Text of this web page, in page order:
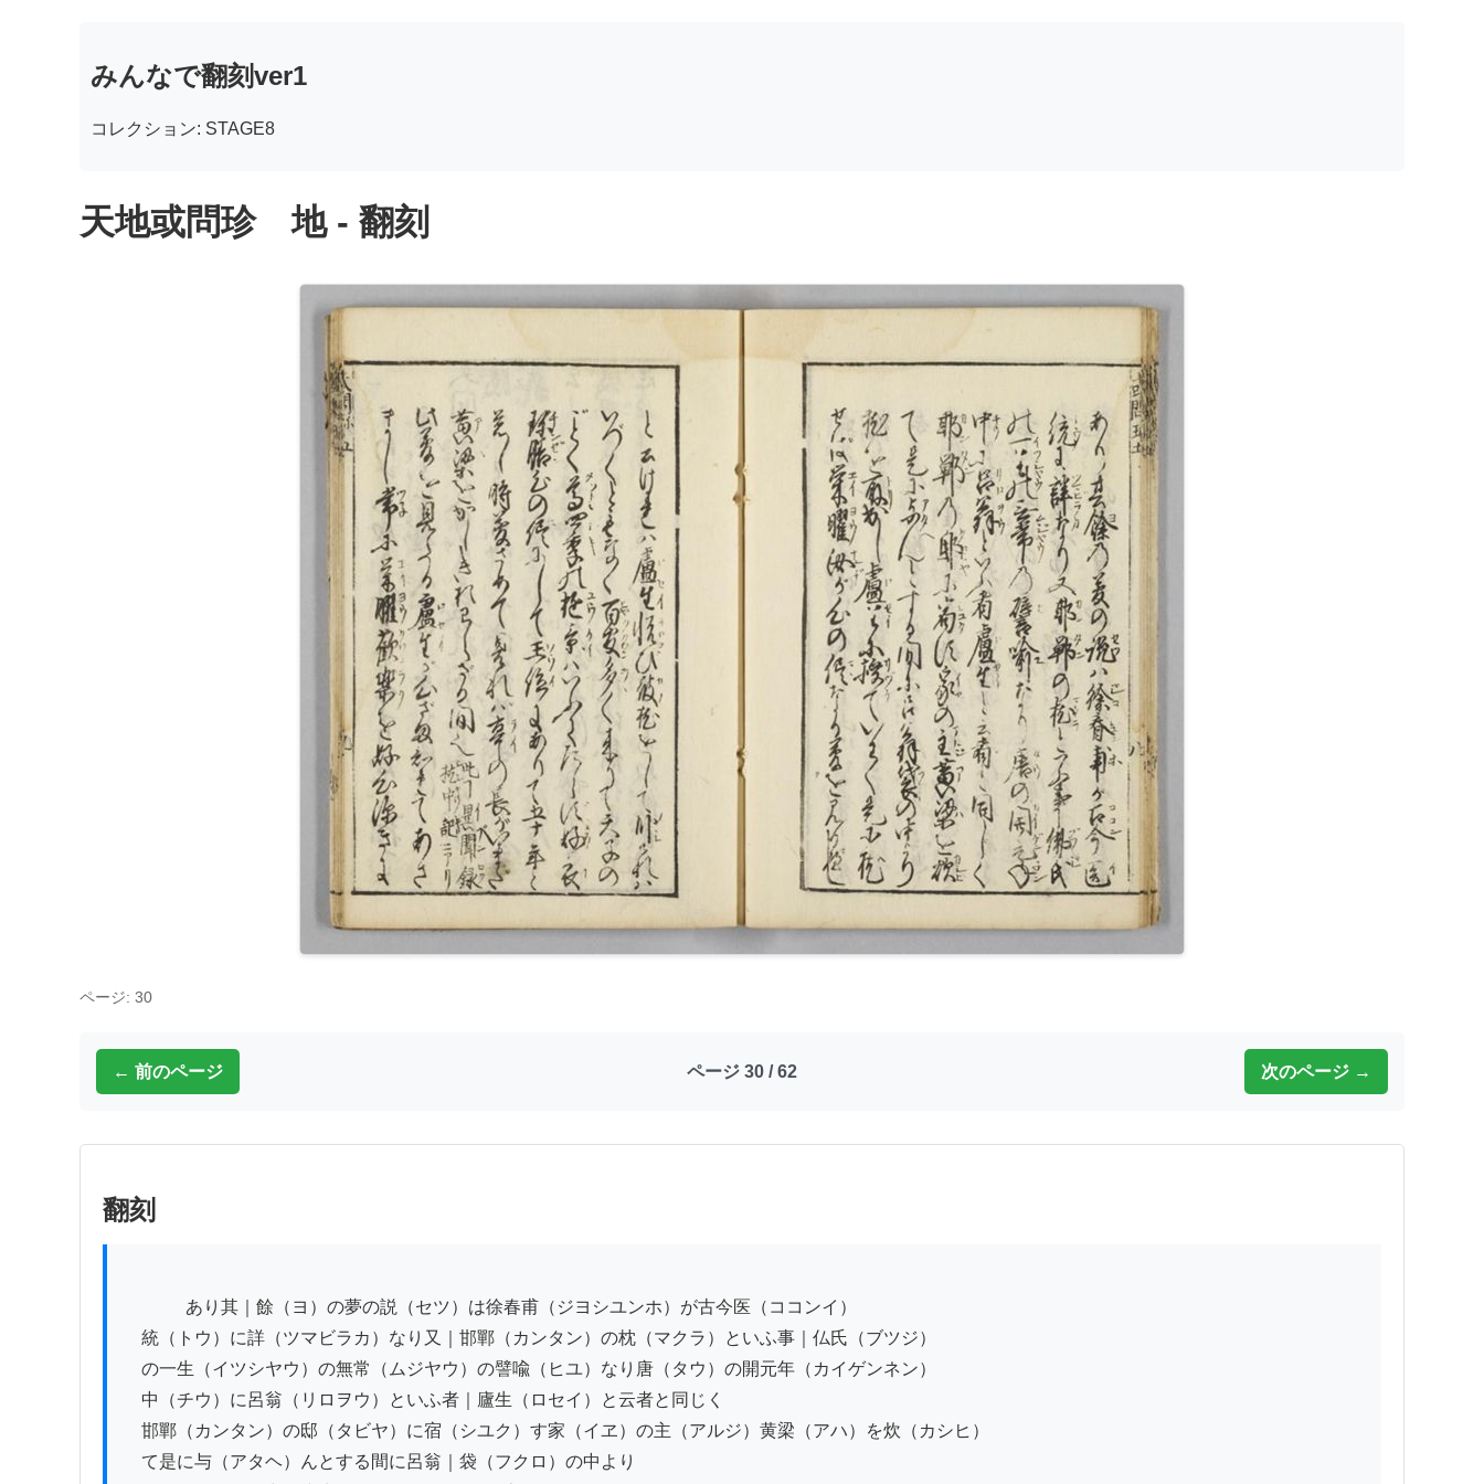
みんなで翻刻ver1
コレクション: STAGE8
天地或問珍 地 - 翻刻
ページ: 30
← 前のページ ページ 30 / 62 次のページ →
翻刻
統（トウ）に詳（ツマビラカ）なり又｜邯鄲（カンタン）の枕（マクラ）といふ事｜仏氏（ブツジ）
の一生（イツシヤウ）の無常（ムジヤウ）の譬喩（ヒユ）なり唐（タウ）の開元年（カイゲンネン）
中（チウ）に呂翁（リロヲウ）といふ者｜廬生（ロセイ）と云者と同じく
邯鄲（カンタン）の邸（タビヤ）に宿（シユク）す家（イヱ）の主（アルジ）黄梁（アハ）を炊（カシヒ）
て是に与（アタヘ）んとする間に呂翁｜袋（フクロ）の中より